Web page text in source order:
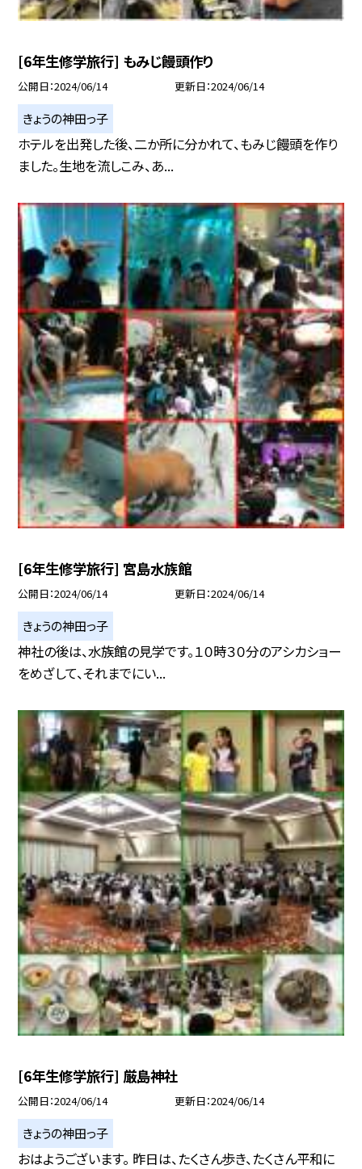
[6年生修学旅行] もみじ饅頭作り
公開日 2024/06/14 更新日 2024/06/14
きょうの神田っ子
ホテルを出発した後、二か所に分かれて、もみじ饅頭を作り
ました。生地を流しこみ、あ...
[6年生修学旅行] 宮島水族館
公開日 2024/06/14 更新日 2024/06/14
きょうの神田っ子
神社の後は、水族館の見学です。１０時３０分のアシカショー
をめざして、それまでにい...
[6年生修学旅行] 厳島神社
公開日 2024/06/14 更新日 2024/06/14
きょうの神田っ子
おはようございます。 昨日は、たくさん歩き、たくさん平和に